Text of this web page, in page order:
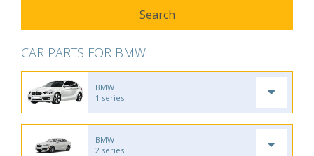
CAR PARTS FOR BMW
BMW
1 series
BMW
2 series